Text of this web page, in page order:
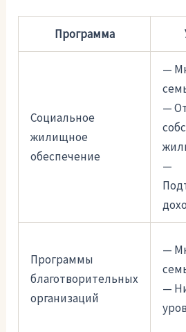
Программа
Социальное
жилищное
обеспечение
—
—
—
Программы
благотворительных
организаций
—
—